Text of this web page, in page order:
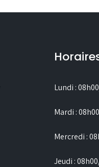
Lundi :
Mardi :
Mercredi :
Jeudi :